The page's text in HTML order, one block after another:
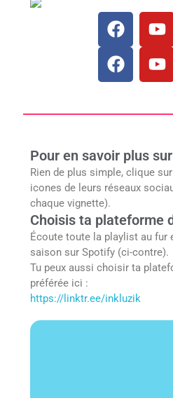
k
e
b
o
o
k
t
u
b
e
F
a
c
e
Y
o
u
t
F
a
o
k
Y
o
e
Pour en savoir plus
Rien de plus simple, clique
icones de leurs réseaux
chaque vignette).
Choisis ta plateforme
Écoute toute la playlist au fur
saison sur Spotify (ci-contre).
Tu peux aussi choisir ta
préférée ici :
https://linktr.ee/inkluzik